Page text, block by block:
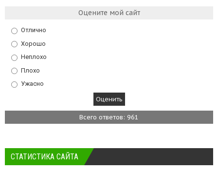
Оцените мой сайт
Отлично
Хорошо
Неплохо
Плохо
Ужасно
Всего ответов: 961
СТАТИСТИКА САЙТА